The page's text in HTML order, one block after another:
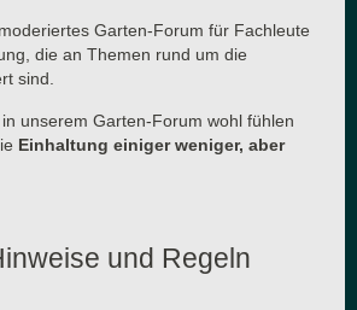
Garten-Forum für Fachleute
die an Themen rund um die
sind.
unserem Garten-Forum wohl fühlen
Einhaltung einiger weniger, aber
und Regeln